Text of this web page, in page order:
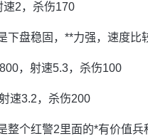
速2，杀伤170
下盘稳固，**力强，速度比
，射速5.3，杀伤100
速3.2，杀伤200
整个红警2里面的*有价值